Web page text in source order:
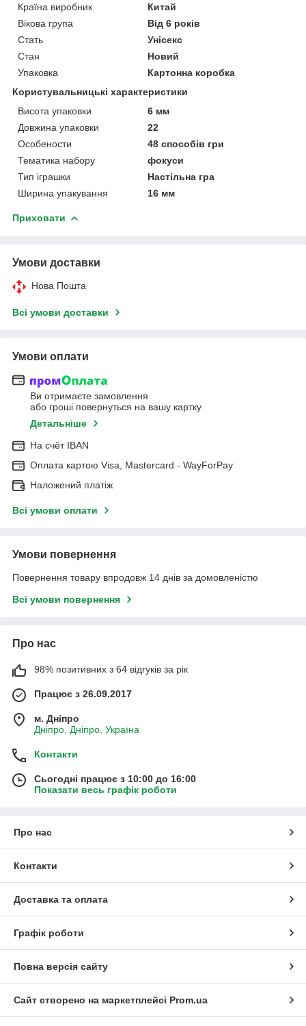
Країна виробник
Китай
Вікова група
Від 6 років
Стать
Унісекс
Стан
Новий
Упаковка
Картонна коробка
Користувальницькі характеристики
Висота упаковки
6 мм
Довжина упаковки
22
Особености
48 способів гри
Тематика набору
фокуси
Тип іграшки
Настільна гра
Ширина упакування
16 мм
Приховати
Умови доставки
Нова Пошта
Всі умови доставки
Умови оплати
Ви отримаєте замовлення
або гроші повернуться на вашу картку
Детальніше
На cчёт IBAN
Оплата картою Visa, Mastercard - WayForPay
Наложений платіж
Всі умови оплати
Умови повернення
Повернення товару впродовж 14 днів за домовленістю
Всі умови повернення
Про нас
98% позитивних з 64 відгуків за рік
Працює з 26.09.2017
м. Дніпро
Дніпро, Дніпро, Україна
Контакти
Сьогодні працює з 10:00 до 16:00
Показати весь графік роботи
Про нас
Контакти
Доставка та оплата
Графік роботи
Повна версія сайту
Сайт створено на маркетплейсі Prom.ua